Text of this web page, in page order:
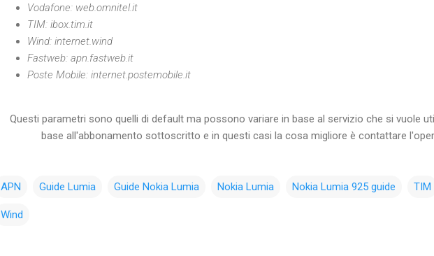
Vodafone: web.omnitel.it
TIM: ibox.tim.it
Wind: internet.wind
Fastweb: apn.fastweb.it
Poste Mobile: internet.postemobile.it
Questi parametri sono quelli di default ma possono variare in base al servizio che si vuole
base all'abbonamento sottoscritto e in questi casi la cosa migliore è contattare
APN Guide Lumia Guide Nokia Lumia Nokia Lumia Nokia Lumia 925 guide TIM
Wind